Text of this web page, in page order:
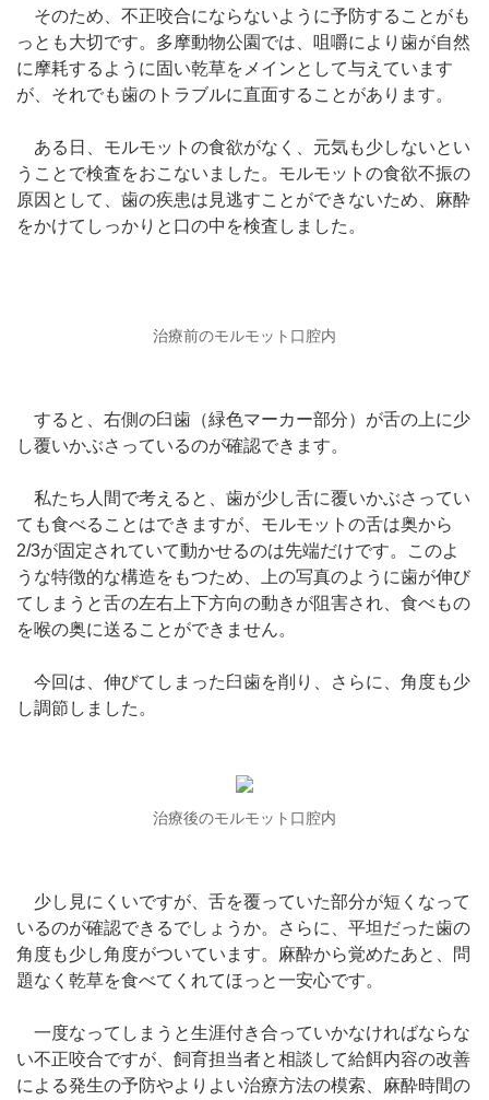
そのため、不正咬合にならないように予防することがも
っとも大切です。多摩動物公園では、咀嚼により歯が自然
に摩耗するように固い乾草をメインとして与えています
が、それでも歯のトラブルに直面することがあります。
ある日、モルモットの食欲がなく、元気も少しないとい
うことで検査をおこないました。モルモットの食欲不振の
原因として、歯の疾患は見逃すことができないため、麻酔
をかけてしっかりと口の中を検査しました。
治療前のモルモット口腔内
すると、右側の臼歯（緑色マーカー部分）が舌の上に少
し覆いかぶさっているのが確認できます。
私たち人間で考えると、歯が少し舌に覆いかぶさってい
ても食べることはできますが、モルモットの舌は奥から
2/3が固定されていて動かせるのは先端だけです。このよ
うな特徴的な構造をもつため、上の写真のように歯が伸び
てしまうと舌の左右上下方向の動きが阻害され、食べもの
を喉の奥に送ることができません。
今回は、伸びてしまった臼歯を削り、さらに、角度も少
し調節しました。
治療後のモルモット口腔内
少し見にくいですが、舌を覆っていた部分が短くなって
いるのが確認できるでしょうか。さらに、平坦だった歯の
角度も少し角度がついています。麻酔から覚めたあと、問
題なく乾草を食べてくれてほっと一安心です。
一度なってしまうと生涯付き合っていかなければならな
い不正咬合ですが、飼育担当者と相談して給餌内容の改善
による発生の予防やよりよい治療方法の模索、麻酔時間の